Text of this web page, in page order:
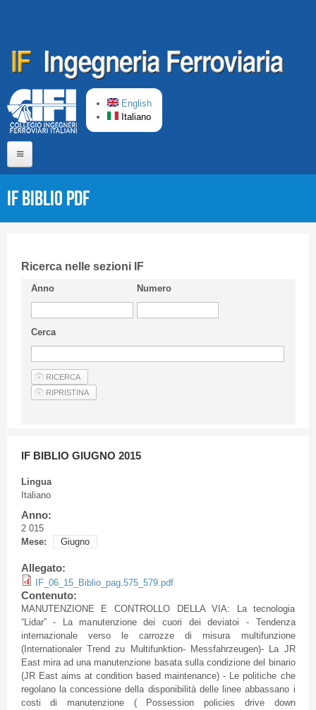
English
Italiano
CIFI in breve
Linee Guida
Privacy Policy
Articoli
IF Biblio PDF
Ricerca nelle sezioni IF
Anno Numero
Cerca
IF BIBLIO GIUGNO 2015
Lingua
Italiano
Anno:
2 015
Mese:
Giugno
Allegato:
IF_06_15_Biblio_pag.575_579.pdf
Contenuto:
MANUTENZIONE E CONTROLLO DELLA VIA: La tecnologia
“Lidar” - La manutenzione dei cuori dei deviatoi - Tendenza
internazionale verso le carrozze di misura multifunzione
(Internationaler Trend zu Multifunktion- Messfahrzeugen)- La JR
East mira ad una manutenzione basata sulla condizione del binario
(JR East aims at condition based maintenance) - Le politiche che
regolano la concessione della disponibilità delle linee abbassano i
costi di manutenzione ( Possession policies drive down